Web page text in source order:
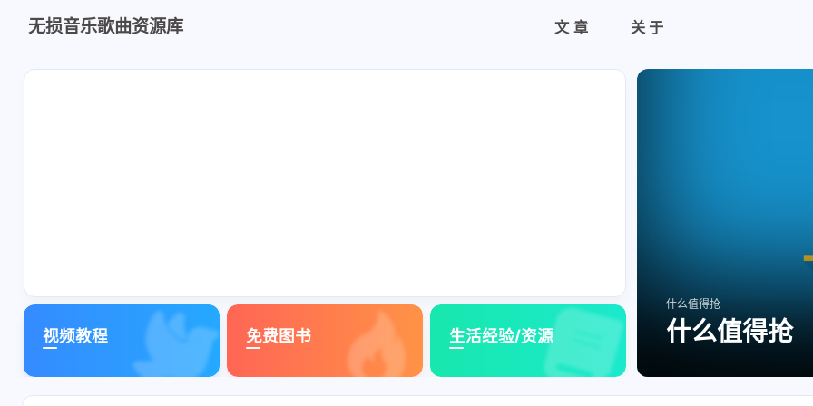
无损音乐歌曲资源库 文章 关于
视频教程 免费图书 生活经验/资源
什么值得抢
什么值得抢